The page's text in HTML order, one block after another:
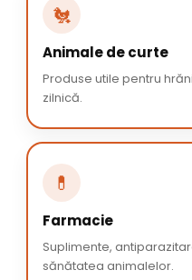
🐔
Animale de curte
Produse utile pentru
zilnică.
💊
Farmacie
Suplimente,
sănătatea animalelor.